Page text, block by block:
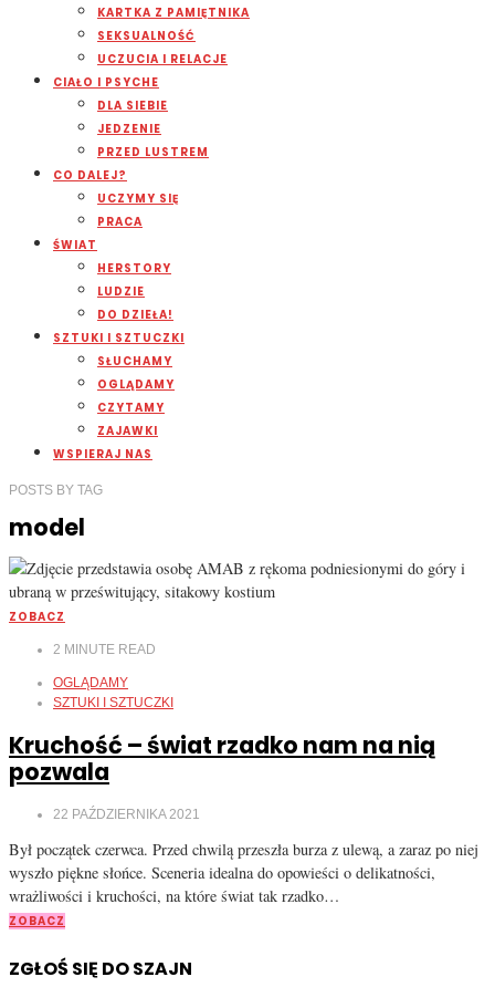
KARTKA Z PAMIĘTNIKA
SEKSUALNOŚĆ
UCZUCIA I RELACJE
CIAŁO I PSYCHE
DLA SIEBIE
JEDZENIE
PRZED LUSTREM
CO DALEJ?
UCZYMY SIĘ
PRACA
ŚWIAT
HERSTORY
LUDZIE
DO DZIEŁA!
SZTUKI I SZTUCZKI
SŁUCHAMY
OGLĄDAMY
CZYTAMY
ZAJAWKI
WSPIERAJ NAS
POSTS BY TAG
model
ZOBACZ
2 MINUTE READ
OGLĄDAMY
SZTUKI I SZTUCZKI
Kruchość – świat rzadko nam na nią
pozwala
22 PAŹDZIERNIKA 2021
Był początek czerwca. Przed chwilą przeszła burza z ulewą, a zaraz po niej
wyszło piękne słońce. Sceneria idealna do opowieści o delikatności,
wrażliwości i kruchości, na które świat tak rzadko…
ZOBACZ
ZGŁOŚ SIĘ DO SZAJN